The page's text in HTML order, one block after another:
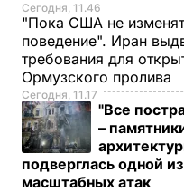
Сегодня, 11.46
"Пока США не
поведение". Иран
требования для
Ормузского пролива
Сегодня, 11.17
"Все
–
подверглась одной
масштабных атак